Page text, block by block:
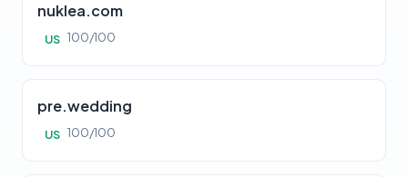
nuklea.com
US 100/100
pre.wedding
US 100/100